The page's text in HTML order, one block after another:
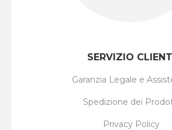
SERVIZIO
Garanzia Legale e
Spedizione dei
Privacy Policy